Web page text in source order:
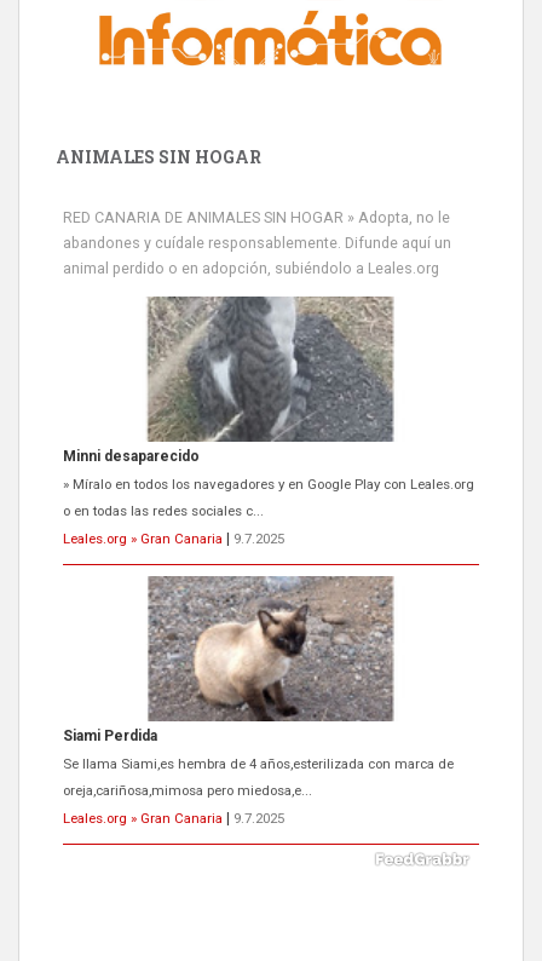
ANIMALES SIN HOGAR
RED CANARIA DE ANIMALES SIN HOGAR » Adopta, no le
abandones y cuídale responsablemente. Difunde aquí un
animal perdido o en adopción, subiéndolo a Leales.org
Siami Perdida
Se llama Siami,es hembra de 4 años,esterilizada con marca de
oreja,cariñosa,mimosa pero miedosa,e...
Leales.org » Gran Canaria
9.7.2025
ADOPCIÓN URGENTE GATA TEROR GRAN CANARIA
El ayuntamiento se va a llevar a Los Gatos callejeros de la zona los
próximos días, ella incluida...
Leales.org » Gran Canaria
9.7.2025